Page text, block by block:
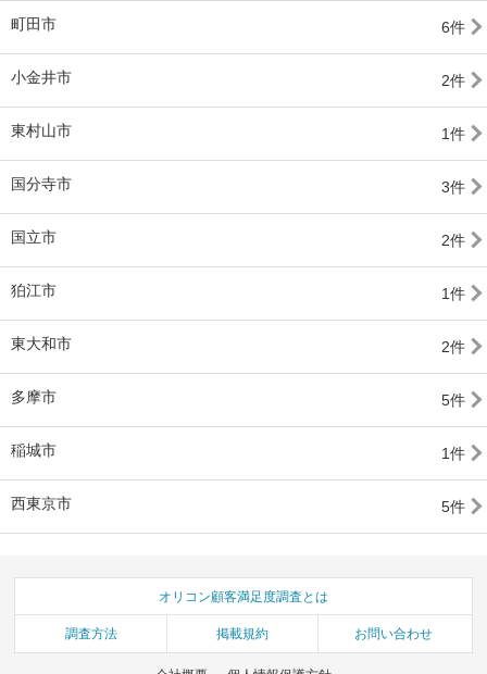
町田市 6件
小金井市 2件
東村山市 1件
国分寺市 3件
国立市 2件
狛江市 1件
東大和市 2件
多摩市 5件
稲城市 1件
西東京市 5件
オリコン顧客満足度調査とは
調査方法 掲載規約 お問い合わせ